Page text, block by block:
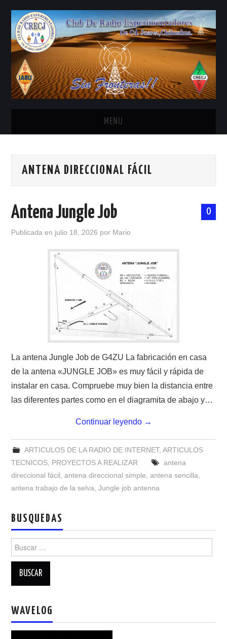
MENU
ANTENAS Y ACCESORIOS
CONTACTO
HISTORIA DE LA RADIO
IMÁGENES CRECJ
LA PULGA MERCANTE
LITERATURA DE LA RADIO
MODOS DIGITALES
PATROCINADORES
PROMOCIÓN DE LA RADIO AFICIÓN
PROPAGACIÓN
SALÓN DE LA FAMA DEL CRECJ
ANTENA DIRECCIONAL FÁCIL
0
Antena Jungle Job
Publicada en julio 18, 2026 por Mario
La antena Jungle Job de G4ZU La fabricación en casa
de la antena «JUNGLE JOB» es muy fácil y rápida de
instalar en casa. Compruebe muy bien la distancia entre
las diferentes partes como en el diagramita de abajo y…
Continuar leyendo →
ARTICULOS DE LA RADIO DE INTERNET, ARTICULOS
TECNICOS, PROYECTOS A REALIZAR
antena
direccional fácil,antena direccional simple,antena sencilla,
antena trabajo de la selva,Jungle job antenna
BUSQUEDAS
Buscar:
WAVELOG